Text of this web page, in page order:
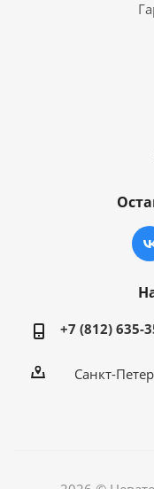
+7 (812) 635-
Санкт-